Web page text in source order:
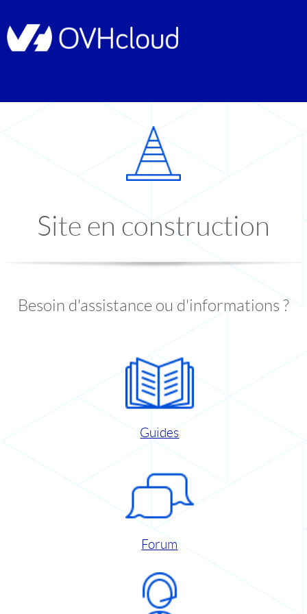
Site en construction
Besoin d'assistance ou d'informations ?
Guides
Forum